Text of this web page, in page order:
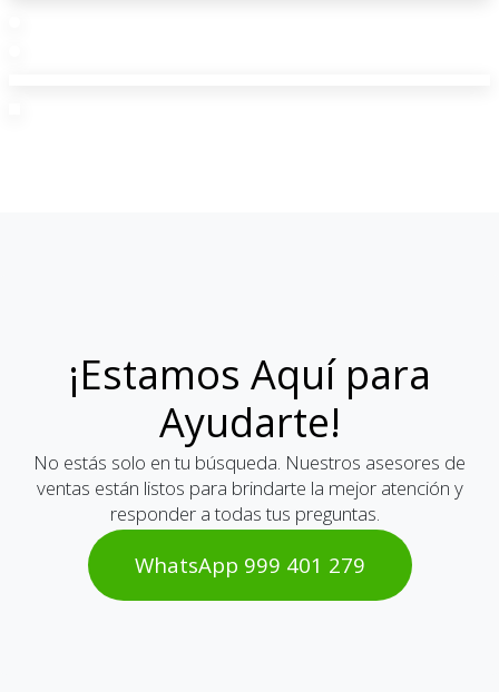
¡Estamos Aquí para
Ayudarte!
No estás solo en tu búsqueda. Nuestros asesores de
ventas están listos para brindarte la mejor atención y
responder a todas tus preguntas.
WhatsAp​​​​p 999 401 2​​79